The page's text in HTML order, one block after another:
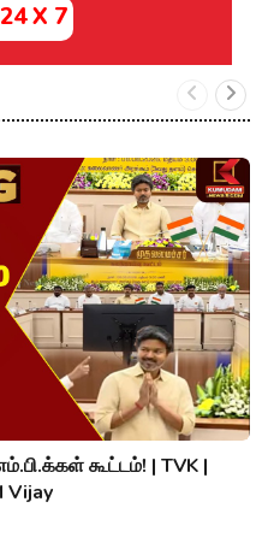
X 7
கூட்டம்! | TVK |
Vijay